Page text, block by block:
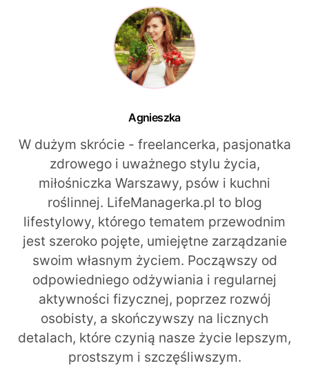
Agnieszka
W dużym skrócie - freelancerka, pasjonatka
zdrowego i uważnego stylu życia,
miłośniczka Warszawy, psów i kuchni
roślinnej. LifeManagerka.pl to blog
lifestylowy, którego tematem przewodnim
jest szeroko pojęte, umiejętne zarządzanie
swoim własnym życiem. Począwszy od
odpowiedniego odżywiania i regularnej
aktywności fizycznej, poprzez rozwój
osobisty, a skończywszy na licznych
detalach, które czynią nasze życie lepszym,
prostszym i szczęśliwszym.